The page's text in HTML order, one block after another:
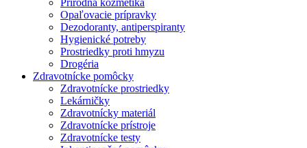
Prírodná kozmetika
Opaľovacie prípravky
Dezodoranty, antiperspiranty
Hygienické potreby
Prostriedky proti hmyzu
Drogéria
Zdravotnícke pomôcky
Zdravotnícke prostriedky
Lekárničky
Zdravotnícky materiál
Zdravotnícke prístroje
Zdravotnícke testy